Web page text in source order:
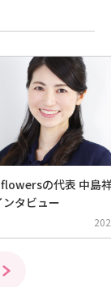
の代表 中島
ンタビュー